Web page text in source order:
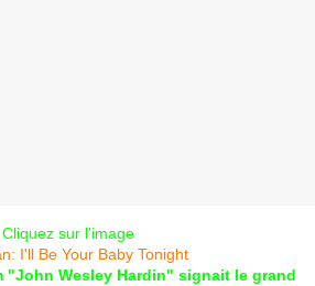
Cliquez sur l'image
"John Wesley Hardin" signait le grand